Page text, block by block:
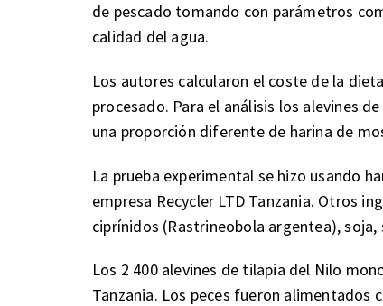
de pescado tomando con parámetros
calidad del agua.
Los autores calcularon el coste de la
procesado. Para el análisis los alevines
una proporción diferente de harina de
La prueba experimental se hizo usando
empresa Recycler LTD Tanzania. Otros
ciprínidos (Rastrineobola argentea),
Los 2 400 alevines de tilapia del Nilo
Tanzania. Los peces fueron alimentados